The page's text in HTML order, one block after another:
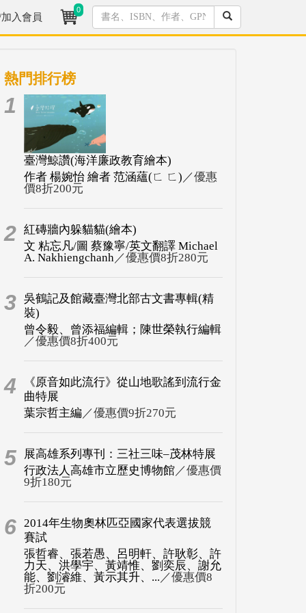
入會員
0
熱門排行榜
1
臺灣鯨讚(海洋廉政教育繪本)
作者 楊婉怡 繪者 范涵蘊(ㄈ ㄈ) ／優惠
價8折200元
2 紅磚牆內躲貓貓(繪本)
文 粘忘凡/圖 蔡豫寧/英文翻譯 Michael
A. Nakhiengchanh／優惠價8折280元
3 吳鶴記及館藏臺灣北部古文書專輯(精
裝)
曾令毅、曾添福編輯；陳世榮執行編輯
／優惠價8折400元
4
《原音如此流行》從山地歌謠到流行金
曲特展
葉宗哲主編 ／優惠價9折270元
5
展高雄系列專刊：三社三味–茂林特展
行政法人高雄市立歷史博物館／優惠價
9折180元
6 2014年生物奧林匹亞國家代表選拔競
賽試
張哲睿、張若愚、呂明軒、許耿彰、許
力天、洪學宇、黃靖惟、劉奕辰、謝允
能、劉濬維、黃示其升、... ／優惠價8
折200元